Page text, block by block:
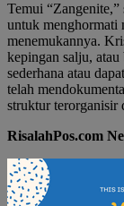
Temui
untuk menghormati
menemukannya.
kepingan salju,
sederhana atau
telah
struktur
RisalahPos.com